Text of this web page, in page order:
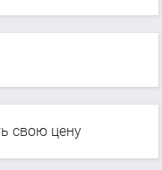
свою цену